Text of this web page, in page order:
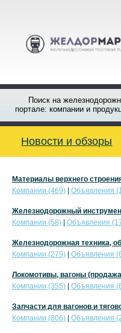
Поиск на
портале: компании и
Новости и обзоры
Материалы верхнего
Компании (469)
Объявления
Железнодорожный
Компании (58)
Объявления
Железнодорожная техника,
Компании (279)
Объявления
Локомотивы, вагоны
Компании (355)
Объявления
Запчасти для вагонов и
Компании (806)
Объявления